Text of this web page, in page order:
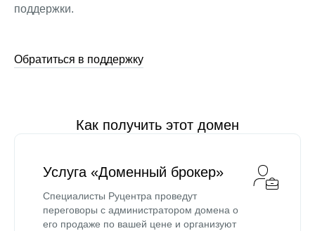
поддержки.
Обратиться в поддержку
Как получить этот домен
Услуга «Доменный брокер»
Специалисты Руцентра проведут
переговоры с администратором домена о
его продаже по вашей цене и организуют